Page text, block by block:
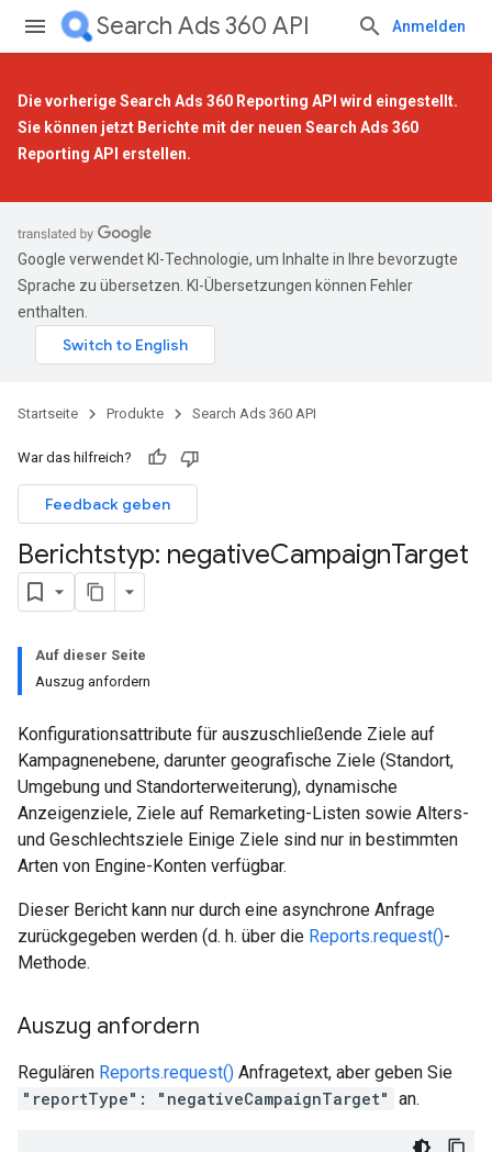
Search Ads 360 API Anmelden
Die vorherige Search Ads 360 Reporting API wird eingestellt.
Sie können jetzt Berichte mit der neuen Search Ads 360
Reporting API erstellen.
Google verwendet KI-Technologie, um Inhalte in Ihre bevorzugte
Sprache zu übersetzen. KI-Übersetzungen können Fehler
enthalten.
Startseite Produkte Search Ads 360 API
War das hilfreich?
Feedback geben
Berichtstyp: negativeCampaignTarget
Auf dieser Seite
Auszug anfordern
Konfigurationsattribute für auszuschließende Ziele auf
Kampagnenebene, darunter geografische Ziele (Standort,
Umgebung und Standorterweiterung), dynamische
Anzeigenziele, Ziele auf Remarketing-Listen sowie Alters-
und Geschlechtsziele Einige Ziele sind nur in bestimmten
Arten von Engine-Konten verfügbar.
Dieser Bericht kann nur durch eine asynchrone Anfrage
zurückgegeben werden (d. h. über die Reports.request()-
Methode.
Auszug anfordern
Regulären Reports.request() Anfragetext, aber geben Sie
"reportType": "negativeCampaignTarget" an.